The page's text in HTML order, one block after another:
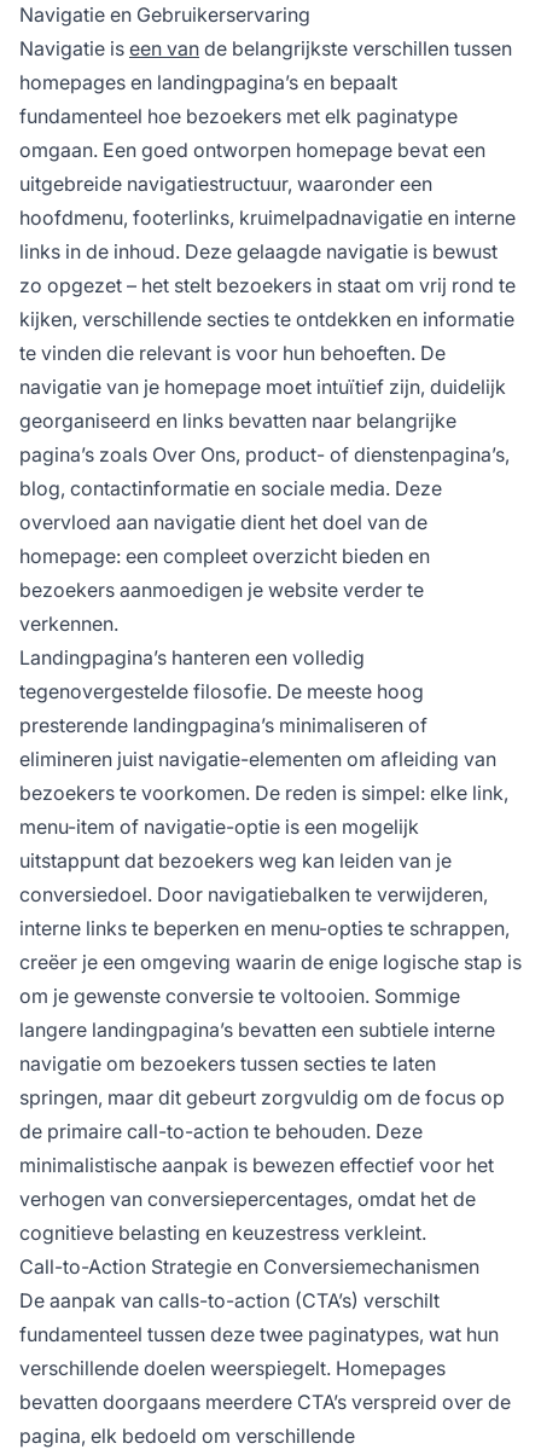
Navigatie en Gebruikerservaring
Navigatie is een van de belangrijkste verschillen tussen
homepages en landingpagina’s en bepaalt
fundamenteel hoe bezoekers met elk paginatype
omgaan. Een goed ontworpen homepage bevat een
uitgebreide navigatiestructuur, waaronder een
hoofdmenu, footerlinks, kruimelpadnavigatie en interne
links in de inhoud. Deze gelaagde navigatie is bewust
zo opgezet – het stelt bezoekers in staat om vrij rond te
kijken, verschillende secties te ontdekken en informatie
te vinden die relevant is voor hun behoeften. De
navigatie van je homepage moet intuïtief zijn, duidelijk
georganiseerd en links bevatten naar belangrijke
pagina’s zoals Over Ons, product- of dienstenpagina’s,
blog, contactinformatie en sociale media. Deze
overvloed aan navigatie dient het doel van de
homepage: een compleet overzicht bieden en
bezoekers aanmoedigen je website verder te
verkennen.
Landingpagina’s hanteren een volledig
tegenovergestelde filosofie. De meeste hoog
presterende landingpagina’s minimaliseren of
elimineren juist navigatie-elementen om afleiding van
bezoekers te voorkomen. De reden is simpel: elke link,
menu-item of navigatie-optie is een mogelijk
uitstappunt dat bezoekers weg kan leiden van je
conversiedoel. Door navigatiebalken te verwijderen,
interne links te beperken en menu-opties te schrappen,
creëer je een omgeving waarin de enige logische stap is
om je gewenste conversie te voltooien. Sommige
langere landingpagina’s bevatten een subtiele interne
navigatie om bezoekers tussen secties te laten
springen, maar dit gebeurt zorgvuldig om de focus op
de primaire call-to-action te behouden. Deze
minimalistische aanpak is bewezen effectief voor het
verhogen van conversiepercentages, omdat het de
cognitieve belasting en keuzestress verkleint.
Call-to-Action Strategie en Conversiemechanismen
De aanpak van calls-to-action (CTA’s) verschilt
fundamenteel tussen deze twee paginatypes, wat hun
verschillende doelen weerspiegelt. Homepages
bevatten doorgaans meerdere CTA’s verspreid over de
pagina, elk bedoeld om verschillende